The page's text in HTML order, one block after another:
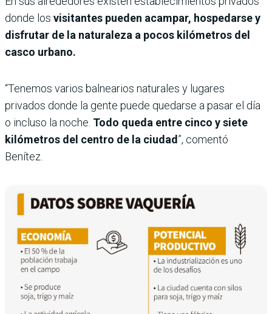
donde los visitantes pueden acampar, hospedarse y
disfrutar de la naturaleza a pocos kilómetros del
casco urbano.
“Tenemos varios balnearios naturales y lugares
privados donde la gente puede quedarse a pasar el día
o incluso la noche. Todo queda entre cinco y siete
kilómetros del centro de la ciudad ”, comentó
Benítez.